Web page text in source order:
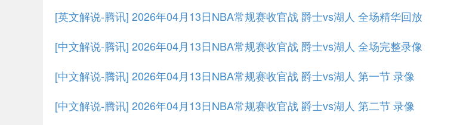
[英文解说-腾讯] 2026年04月13日NBA常规赛收官战 爵士vs湖人 全场精华回放
[中文解说-腾讯] 2026年04月13日NBA常规赛收官战 爵士vs湖人 全场完整录像
[中文解说-腾讯] 2026年04月13日NBA常规赛收官战 爵士vs湖人 第一节 录像
[中文解说-腾讯] 2026年04月13日NBA常规赛收官战 爵士vs湖人 第二节 录像